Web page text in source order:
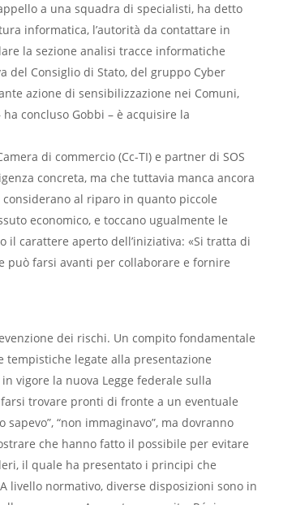
a una squadra di specialisti, ha detto
informatica, l’autorità da contattare in
la sezione analisi tracce informatiche
del Consiglio di Stato, del gruppo Cyber
azione di sensibilizzazione nei Comuni,
concluso Gobbi – è acquisire la
di commercio (Cc-TI) e partner di SOS
concreta, ma che tuttavia manca ancora
al riparo in quanto piccole
economico, e toccano ugualmente le
il carattere aperto dell’iniziativa: «Si tratta di
può farsi avanti per collaborare e fornire
dei rischi. Un compito fondamentale
tempistiche legate alla presentazione
vigore la nuova Legge federale sulla
trovare pronti di fronte a un eventuale
“non immaginavo”, ma dovranno
che hanno fatto il possibile per evitare
il quale ha presentato i principi che
livello normativo, diverse disposizioni sono in